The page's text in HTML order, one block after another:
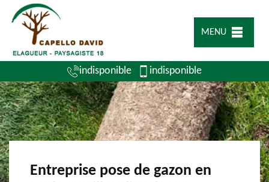
MENU
indisponible indisponible
Entreprise pose de gazon en